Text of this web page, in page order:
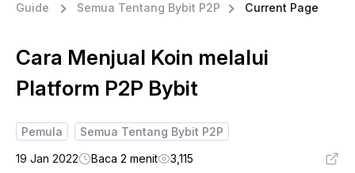
Guide Semua Tentang Bybit P2P Current Page
Cara Menjual Koin melalui
Platform P2P Bybit
Pemula
Semua Tentang Bybit P2P
19 Jan 2022
Baca 2 menit 3,115